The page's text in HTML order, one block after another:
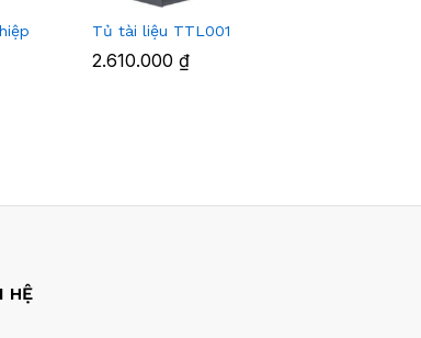
Tủ tài liệu TTL001
2.610.000 ₫
HỆ